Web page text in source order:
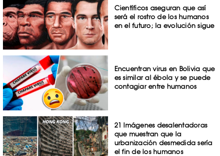
Científicos aseguran que así
será el rostro de los humanos
en el futuro; la evolución sigue
Encuentran virus en Bolivia que
es similar al ébola y se puede
contagiar entre humanos
21 Imágenes desalentadoras
que muestran que la
urbanización desmedida sería
el fin de los humanos